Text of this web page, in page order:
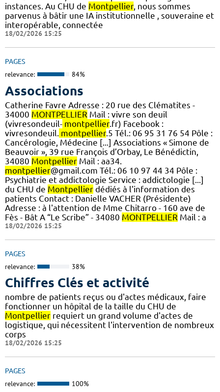
instances. Au CHU de Montpellier, nous sommes
parvenus à bâtir une IA institutionnelle , souveraine et
interopérable, connectée
18/02/2026 15:25
PAGES
relevance: 84%
Associations
Catherine Favre Adresse : 20 rue des Clématites -
34000 MONTPELLIER Mail : vivre son deuil
(vivresondeuil- montpellier.fr) Facebook :
vivresondeuil. montpellier.5 Tél.: 06 95 31 76 54 Pôle :
Cancérologie, Médecine [...] Associations « Simone de
Beauvoir », 39 rue François d’Orbay, Le Bénédictin,
34080 Montpellier Mail : aa34.
montpellier@gmail.com Tél.: 06 10 97 44 34 Pôle :
Psychiatrie et addictologie Service : addictologie [...]
du CHU de Montpellier dédiés à l'information des
patients Contact : Danielle VACHER (Présidente)
Adresse : à l'attention de Mme Chitarro - 160 ave de
Fès - Bât A “Le Scribe” - 34080 MONTPELLIER Mail : a
18/02/2026 15:25
PAGES
relevance: 38%
Chiffres Clés et activité
nombre de patients reçus ou d'actes médicaux, faire
fonctionner un hôpital de la taille du CHU de
Montpellier requiert un grand volume d'actes de
logistique, qui nécessitent l'intervention de nombreux
corps
18/02/2026 15:25
PAGES
relevance: 100%